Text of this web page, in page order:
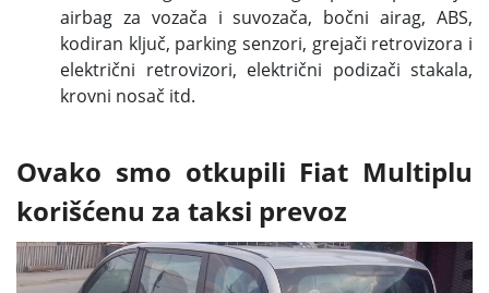
airbag za vozača i suvozača, bočni airag, ABS,
kodiran ključ, parking senzori, grejači retrovizora i
električni retrovizori, električni podizači stakala,
krovni nosač itd.
Ovako smo otkupili Fiat Multiplu
korišćenu za taksi prevoz